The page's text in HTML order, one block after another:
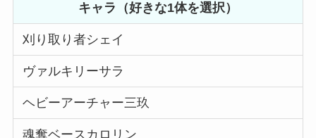
キャラ（好きな1体を選択）
刈り取り者シェイ
ヴァルキリーサラ
ヘビーアーチャー三玖
魂奪ベースカロリン